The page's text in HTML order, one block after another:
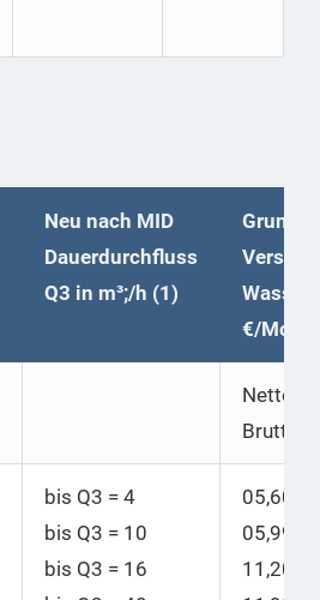
Neu nach MID
Dauerdurchfluss
Q3 in m³;/h (1)
Wasser
€/Monat
Netto |
Brutto
bis Q3 = 4
bis Q3 = 10
bis Q3 = 16
05,60 |
05,99
11,20 |